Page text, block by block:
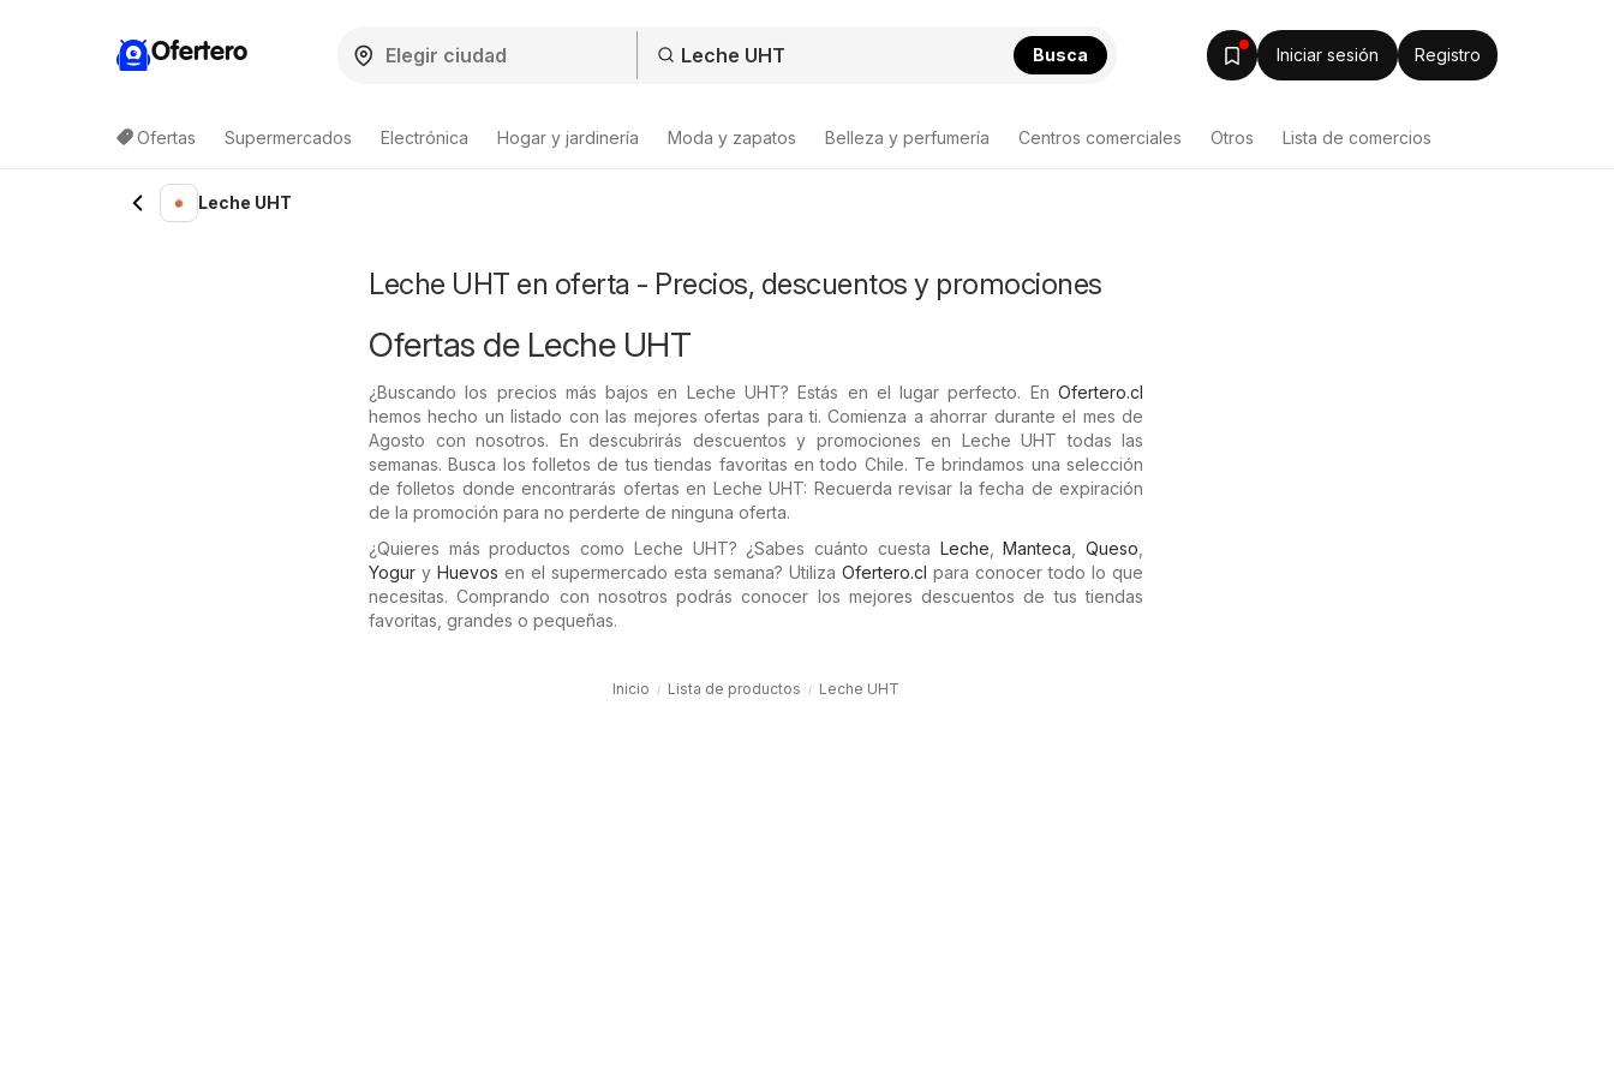
Ofertero Busca Iniciar sesión Registro
Ofertas Supermercados Electrónica Hogar y jardinería Moda y zapatos Belleza y perfumería Centros comerciales Otros Lista de comercios
Lista de productos
Leche UHT
Leche UHT en oferta - Precios, descuentos y promociones
Ofertas de Leche UHT
¿Buscando los precios más bajos en Leche UHT? Estás en el lugar perfecto. En Ofertero.cl
hemos hecho un listado con las mejores ofertas para ti. Comienza a ahorrar durante el mes de
Agosto con nosotros. En descubrirás descuentos y promociones en Leche UHT todas las
semanas. Busca los folletos de tus tiendas favoritas en todo Chile. Te brindamos una selección
de folletos donde encontrarás ofertas en Leche UHT: Recuerda revisar la fecha de expiración
de la promoción para no perderte de ninguna oferta.
¿Quieres más productos como Leche UHT? ¿Sabes cuánto cuesta Leche ,Manteca ,Queso
Yogur y Huevos en el supermercado esta semana? Utiliza Ofertero.cl para conocer todo lo que
necesitas. Comprando con nosotros podrás conocer los mejores descuentos de tus tiendas
favoritas, grandes o pequeñas.
Inicio Lista de productos Leche UHT